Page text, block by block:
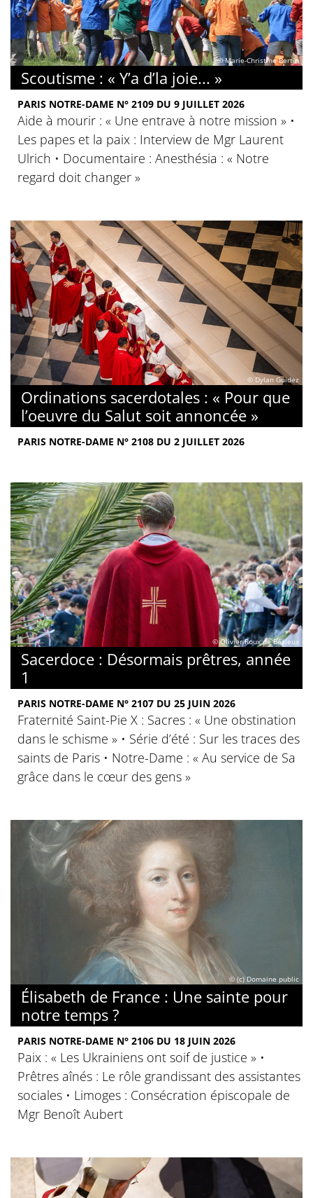
© Marie-Christine Bertin
Scoutisme : « Y’a d’la joie... »
PARIS NOTRE-DAME N° 2109 DU 9 JUILLET 2026
Aide à mourir : « Une entrave à notre mission » •
Les papes et la paix : Interview de Mgr Laurent
Ulrich • Documentaire : Anesthésia : « Notre
regard doit changer »
© Dylan Guidez
Ordinations sacerdotales : « Pour que
l’oeuvre du Salut soit annoncée »
PARIS NOTRE-DAME N° 2108 DU 2 JUILLET 2026
© Olivier Roux de Bézieux
Sacerdoce : Désormais prêtres, année
1
PARIS NOTRE-DAME N° 2107 DU 25 JUIN 2026
Fraternité Saint-Pie X : Sacres : « Une obstination
dans le schisme » • Série d’été : Sur les traces des
saints de Paris • Notre-Dame : « Au service de Sa
grâce dans le cœur des gens »
© (c) Domaine public
Élisabeth de France : Une sainte pour
notre temps ?
PARIS NOTRE-DAME N° 2106 DU 18 JUIN 2026
Paix : « Les Ukrainiens ont soif de justice » •
Prêtres aînés : Le rôle grandissant des assistantes
sociales • Limoges : Consécration épiscopale de
Mgr Benoît Aubert